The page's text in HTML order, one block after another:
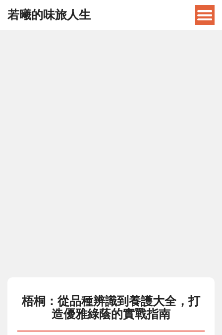
若曦的味旅人生
梧桐：從品種辨識到養護大全，打
造優雅綠蔭的實戰指南